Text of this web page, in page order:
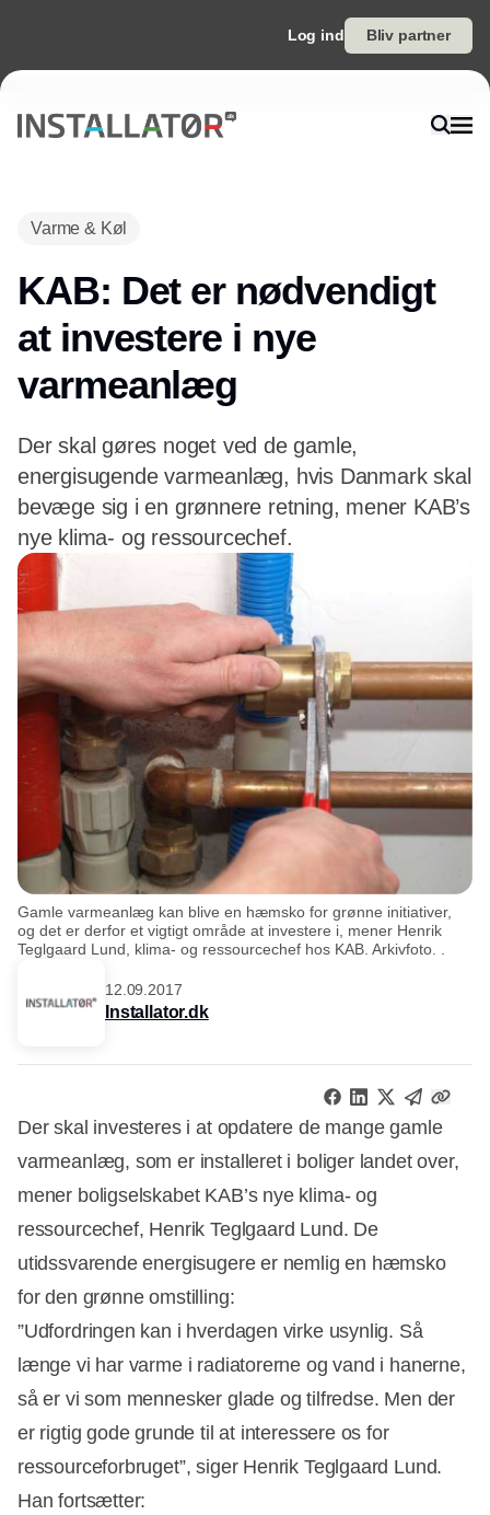
Log ind Bliv partner
Varme & Køl
KAB: Det er nødvendigt
at investere i nye
varmeanlæg
Der skal gøres noget ved de gamle,
energisugende varmeanlæg, hvis Danmark skal
bevæge sig i en grønnere retning, mener KAB’s
nye klima- og ressourcechef.
Gamle varmeanlæg kan blive en hæmsko for grønne initiativer,
og det er derfor et vigtigt område at investere i, mener Henrik
Teglgaard Lund, klima- og ressourcechef hos KAB. Arkivfoto. .
12.09.2017
Installator.dk
Der skal investeres i at opdatere de mange gamle
varmeanlæg, som er installeret i boliger landet over,
mener boligselskabet KAB’s nye klima- og
ressourcechef, Henrik Teglgaard Lund. De
utidssvarende energisugere er nemlig en hæmsko
for den grønne omstilling:
”Udfordringen kan i hverdagen virke usynlig. Så
længe vi har varme i radiatorerne og vand i hanerne,
så er vi som mennesker glade og tilfredse. Men der
er rigtig gode grunde til at interessere os for
ressourceforbruget”, siger Henrik Teglgaard Lund.
Han fortsætter: